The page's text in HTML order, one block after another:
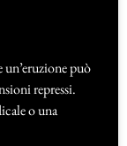
un’eruzione può
repressi.
o una